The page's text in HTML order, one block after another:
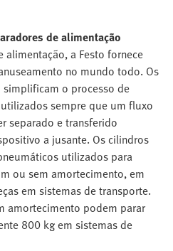
de alimentação
alimentação, a Festo fornece
no mundo todo. Os
o processo de
sempre que um fluxo
separado e transferido
a jusante. Os cilindros
utilizados para
ou sem amortecimento, em
em sistemas de transporte.
amortecimento podem parar
800 kg em sistemas de